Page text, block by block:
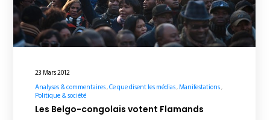
23 Mars 2012
Analyses & commentaires Ce que disent les médias Manifestations
Politique & société
Les Belgo-congolais votent Flamands